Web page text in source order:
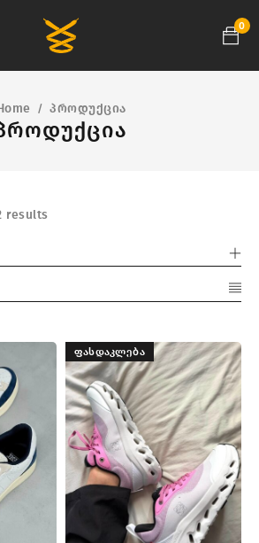
0
/ პროდუქცია
results
ᲤᲐᲡᲓᲐᲙᲚᲔᲑᲐ